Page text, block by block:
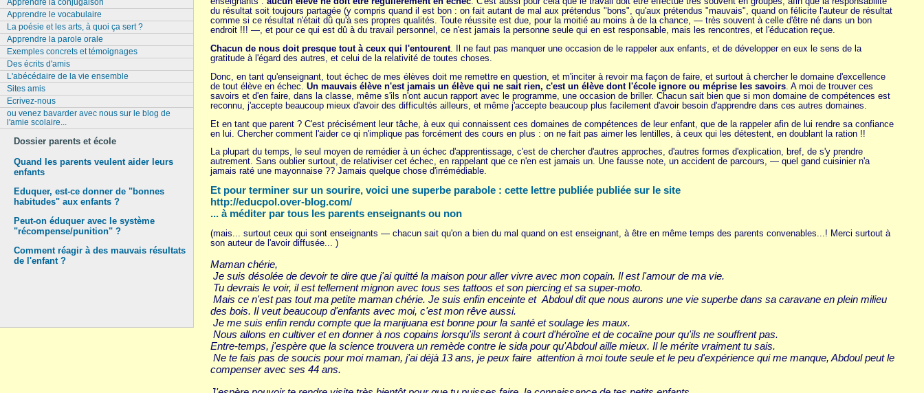
du résultat soit toujours partagée (y compris quand il est bon : on fait autant de mal aux prétendus "bons", qu'aux prétendus "mauvais", quand on félicite l'auteur de résultat
comme si ce résultat n'était dû qu'à ses propres qualités. Toute réussite est due, pour la moitié au moins à de la chance, — très souvent à celle d'être né dans un bon
endroit !!! —, et pour ce qui est dû à du travail personnel, ce n'est jamais la personne seule qui en est responsable, mais les rencontres, et l'éducation reçue.
Chacun de nous doit presque tout à ceux qui l'entourent. Il ne faut pas manquer une occasion de le rappeler aux enfants, et de développer en eux le sens de la
gratitude à l'égard des autres, et celui de la relativité de toutes choses.
Donc, en tant qu'enseignant, tout échec de mes élèves doit me remettre en question, et m'inciter à revoir ma façon de faire, et surtout à chercher le domaine d'excellence
de tout élève en échec. Un mauvais élève n'est jamais un élève qui ne sait rien, c'est un élève dont l'école ignore ou méprise les savoirs. A moi de trouver ces
savoirs et d'en faire, dans la classe, même s'ils n'ont aucun rapport avec le programme, une occasion de briller. Chacun sait bien que si mon domaine de compétences est
reconnu, j'accepte beaucoup mieux d'avoir des difficultés ailleurs, et même j'accepte beaucoup plus facilement d'avoir besoin d'apprendre dans ces autres domaines.
Et en tant que parent ? C'est précisément leur tâche, à eux qui connaissent ces domaines de compétences de leur enfant, que de la rappeler afin de lui rendre sa confiance
en lui. Chercher comment l'aider ce qi n'implique pas forcément des cours en plus : on ne fait pas aimer les lentilles, à ceux qui les détestent, en doublant la ration !!
La plupart du temps, le seul moyen de remédier à un échec d'apprentissage, c'est de chercher d'autres approches, d'autres formes d'explication, bref, de s'y prendre
autrement. Sans oublier surtout, de relativiser cet échec, en rappelant que ce n'en est jamais un. Une fausse note, un accident de parcours, — quel gand cuisinier n'a
jamais raté une mayonnaise ?? Jamais quelque chose d'irrémédiable.
Et pour terminer sur un sourire, voici une superbe parabole : cette lettre publiée publiée sur le site
http://educpol.over-blog.com/
... à méditer par tous les parents enseignants ou non
(mais... surtout ceux qui sont enseignants — chacun sait qu'on a bien du mal quand on est enseignant, à être en même temps des parents convenables...! Merci surtout à
son auteur de l'avoir diffusée... )
Maman chérie,
Je suis désolée de devoir te dire que j'ai quitté la maison pour aller vivre avec mon copain. Il est l'amour de ma vie.
Tu devrais le voir, il est tellement mignon avec tous ses tattoos et son piercing et sa super-moto.
Mais ce n'est pas tout ma petite maman chérie. Je suis enfin enceinte et Abdoul dit que nous aurons une vie superbe dans sa caravane en plein milieu
des bois. Il veut beaucoup d'enfants avec moi, c'est mon rêve aussi.
Je me suis enfin rendu compte que la marijuana est bonne pour la santé et soulage les maux.
Nous allons en cultiver et en donner à nos copains lorsqu'ils seront à court d'héroïne et de cocaïne pour qu'ils ne souffrent pas.
Entre-temps, j'espère que la science trouvera un remède contre le sida pour qu'Abdoul aille mieux. Il le mérite vraiment tu sais.
Ne te fais pas de soucis pour moi maman, j'ai déjà 13 ans, je peux faire attention à moi toute seule et le peu d'expérience qui me manque, Abdoul peut le
compenser avec ses 44 ans.
Apprendre la conjugaison
Apprendre le vocabulaire
La poésie et les arts, à quoi ça sert ?
Apprendre la parole orale
Exemples concrets et témoignages
Des écrits d'amis
L'abécédaire de la vie ensemble
Sites amis
Ecrivez-nous
ou venez bavarder avec nous sur le blog de
l'amie scolaire...
Dossier parents et école
Quand les parents veulent aider leurs
enfants
Eduquer, est-ce donner de "bonnes
habitudes" aux enfants ?
Peut-on éduquer avec le système
"récompense/punition" ?
Comment réagir à des mauvais résultats
de l'enfant ?